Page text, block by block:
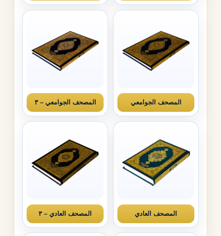
المصحف الجوامعي المصحف الجوامعي – ٣
المصحف العادي المصحف العادي – ٣